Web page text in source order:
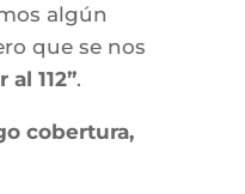
algún
que se nos
al 112”.
cobertura,